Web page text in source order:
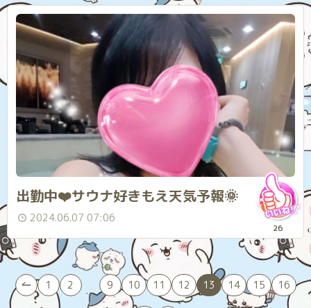
出勤中❤️サウナ好きもえ天気予報🌞
2024.06.07 07:06
26
1 2 ... 9 10 11 12 13 14 15 16